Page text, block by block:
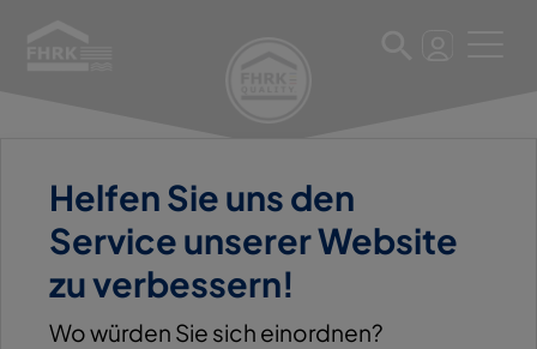
Helfen Sie uns den
Service unserer Website
zu verbessern!
Wo würden Sie sich einordnen?
11. März 2025
JOSEF SCHWARZ & SOHN
GMBH